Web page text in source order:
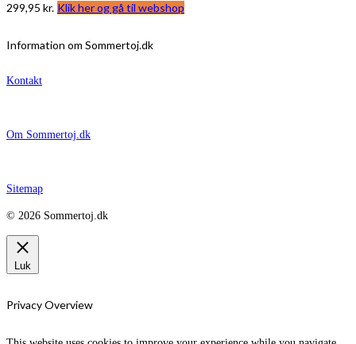
299,95 kr. Klik her og gå til webshop
Information om Sommertoj.dk
Kontakt
Om Sommertoj.dk
Sitemap
© 2026 Sommertoj.dk
Luk
Privacy Overview